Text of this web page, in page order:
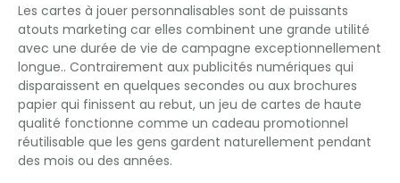
Les cartes à jouer personnalisables sont de puissants
atouts marketing car elles combinent une grande utilité
avec une durée de vie de campagne exceptionnellement
longue.. Contrairement aux publicités numériques qui
disparaissent en quelques secondes ou aux brochures
papier qui finissent au rebut, un jeu de cartes de haute
qualité fonctionne comme un cadeau promotionnel
réutilisable que les gens gardent naturellement pendant
des mois ou des années.